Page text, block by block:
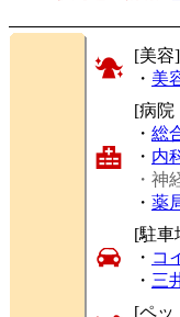
[美容]
・ 美
[病院
・ 総
・ 内
・神
・ 薬
[駐車
・ コ
・ 三
[ペッ